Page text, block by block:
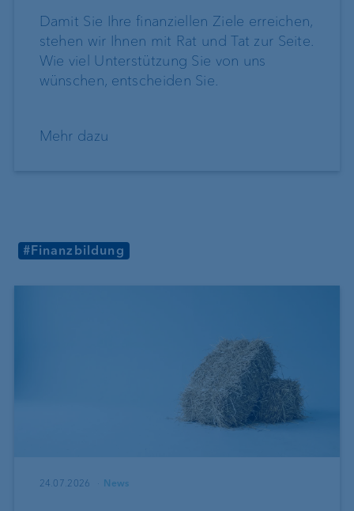
Damit Sie Ihre finanziellen Ziele erreichen,
stehen wir Ihnen mit Rat und Tat zur Seite.
Wie viel Unterstützung Sie von uns
wünschen, entscheiden Sie.
Mehr dazu
#Finanzbildung
24.07.2026 News